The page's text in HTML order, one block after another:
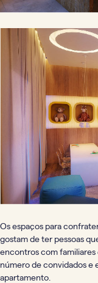
Os espaços para
gostam de ter pessoas
encontros com
número de convidados e
apartamento.